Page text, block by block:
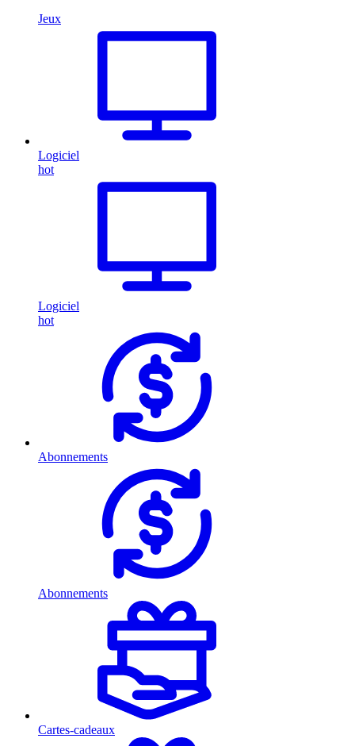
Jeux
Logiciel
hot
Logiciel
hot
Abonnements
Abonnements
Cartes-cadeaux